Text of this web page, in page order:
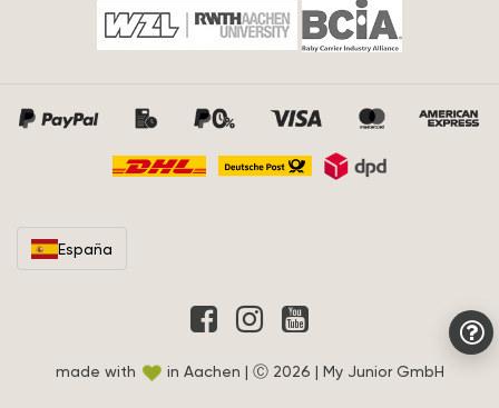
España
made with in Aachen | Ⓒ 2026 | My Junior GmbH